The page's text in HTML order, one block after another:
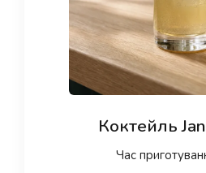
Коктейль
Час